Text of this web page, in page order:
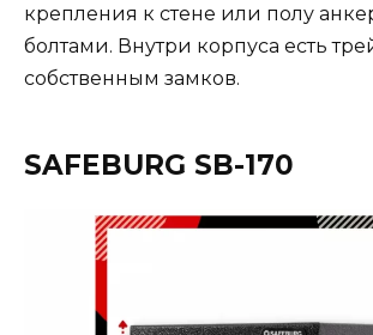
крепления к стене или полу
болтами. Внутри корпуса есть
собственным замков.
SAFEBURG SB-170